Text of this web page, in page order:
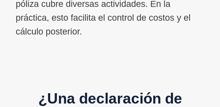
póliza cubre diversas actividades. En la
práctica, esto facilita el control de costos y el
cálculo posterior.
¿Una declaración de